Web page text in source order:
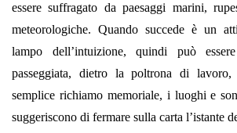
essere suffragato da paesaggi marini,
meteorologiche. Quando succede è un
lampo dell’intuizione, quindi può
passeggiata, dietro la poltrona di lavoro,
semplice richiamo memoriale, i luoghi e
suggeriscono di fermare sulla carta l’istante